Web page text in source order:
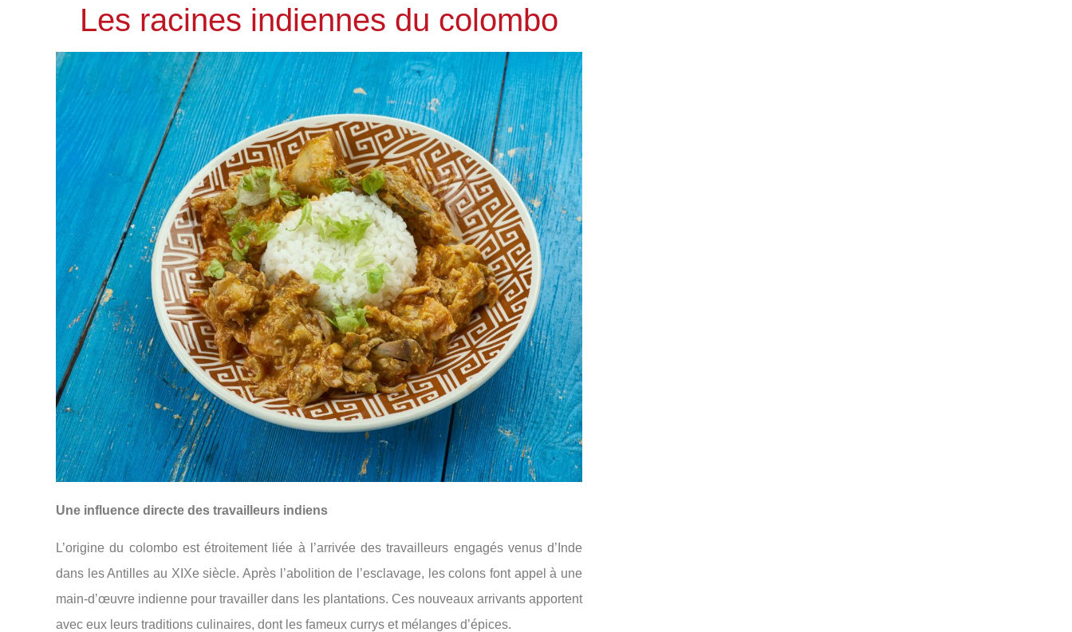
Les racines indiennes du colombo
Une influence directe des travailleurs indiens
L’origine du colombo est étroitement liée à l’arrivée des travailleurs engagés venus d’Inde
dans les Antilles au XIXe siècle. Après l’abolition de l’esclavage, les colons font appel à une
main-d’œuvre indienne pour travailler dans les plantations. Ces nouveaux arrivants apportent
avec eux leurs traditions culinaires, dont les fameux currys et mélanges d’épices.